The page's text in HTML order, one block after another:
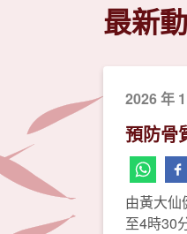
最新
2026 年
預防骨
由黃大
至4時30